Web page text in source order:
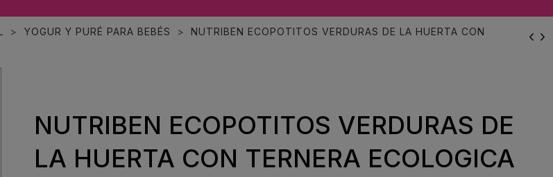
YOGUR Y PURÉ PARA BEBÉS
NUTRIBEN ECOPOTITOS VERDURAS DE LA HUERTA CON
NUTRIBEN ECOPOTITOS VERDURAS DE
LA HUERTA CON TERNERA ECOLOGICA